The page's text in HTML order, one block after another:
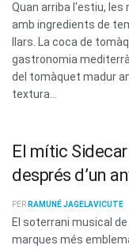
Quan arriba l'estiu,
amb ingredients de
llars. La coca de
gastronomia
del tomàquet madur
textura...
El mític
després d’un
PER RAMUNÉ JAGELAVICUTE
El soterrani musical
marques més